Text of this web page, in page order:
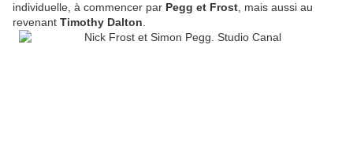
individuelle, à commencer par Pegg et Frost , mais aussi au
revenant Timothy Dalton